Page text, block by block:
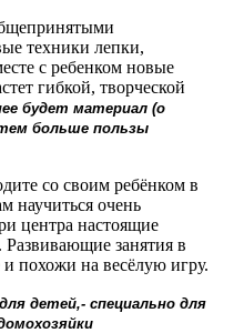
техники лепки,
с ребенком новые
гибкой, творческой
будет материал (о
больше пользы
со своим ребёнком в
научиться очень
центра настоящие
занятия в
и похожи на весёлую игру.
детей,- специально для